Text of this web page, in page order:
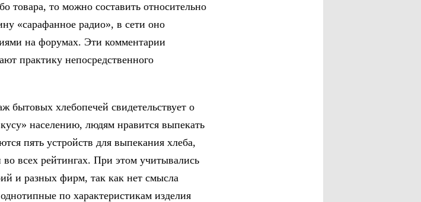
товара, то можно составить относительно
«сарафанное радио», в сети оно
на форумах. Эти комментарии
практику непосредственного
бытовых хлебопечей свидетельствует о
населению, людям нравится выпекать
пять устройств для выпекания хлеба,
всех рейтингах. При этом учитывались
и разных фирм, так как нет смысла
по характеристикам изделия